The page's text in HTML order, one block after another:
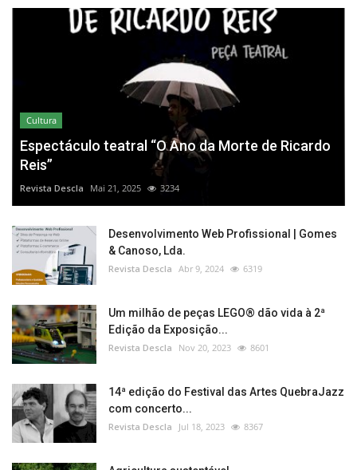
Cultura
Espectáculo teatral “O Ano da Morte de Ricardo
Reis”
Revista Descla Mai 21, 2025 3234
Desenvolvimento Web Profissional | Gomes
& Canoso, Lda.
Revista Descla Abr 9, 2024 6319
Um milhão de peças LEGO® dão vida à 2ª
Edição da Exposição...
Revista Descla Nov 20, 2023 8601
14ª edição do Festival das Artes QuebraJazz
com concerto...
Revista Descla Jul 18, 2023 8367